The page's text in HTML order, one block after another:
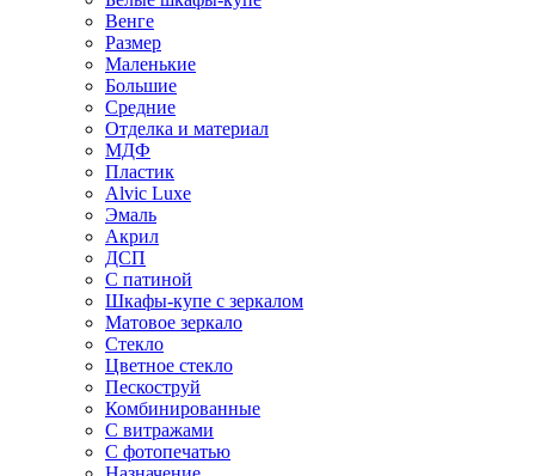
Венге
Размер
Маленькие
Большие
Средние
Отделка и материал
МДФ
Пластик
Alvic Luxe
Эмаль
Акрил
ДСП
С патиной
Шкафы-купе с зеркалом
Матовое зеркало
Стекло
Цветное стекло
Пескоструй
Комбинированные
С витражами
С фотопечатью